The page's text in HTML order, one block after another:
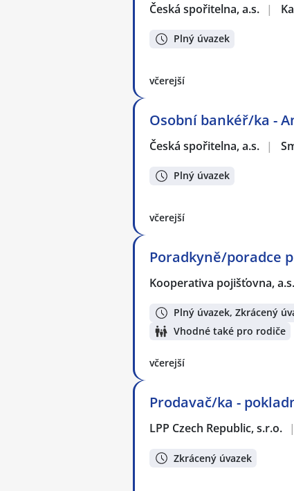
Česká spořitelna, a.s. |
Plný úvazek
včerejší
Osobní bankéř/ka -
Česká spořitelna, a.s. |
Plný úvazek
včerejší
Poradkyně/poradce
Kooperativa pojišťovna,
Plný úvazek, Zkrácený
Vhodné také pro rodiče
včerejší
Prodavač/ka -
LPP Czech Republic, s.r.o. |
Zkrácený úvazek